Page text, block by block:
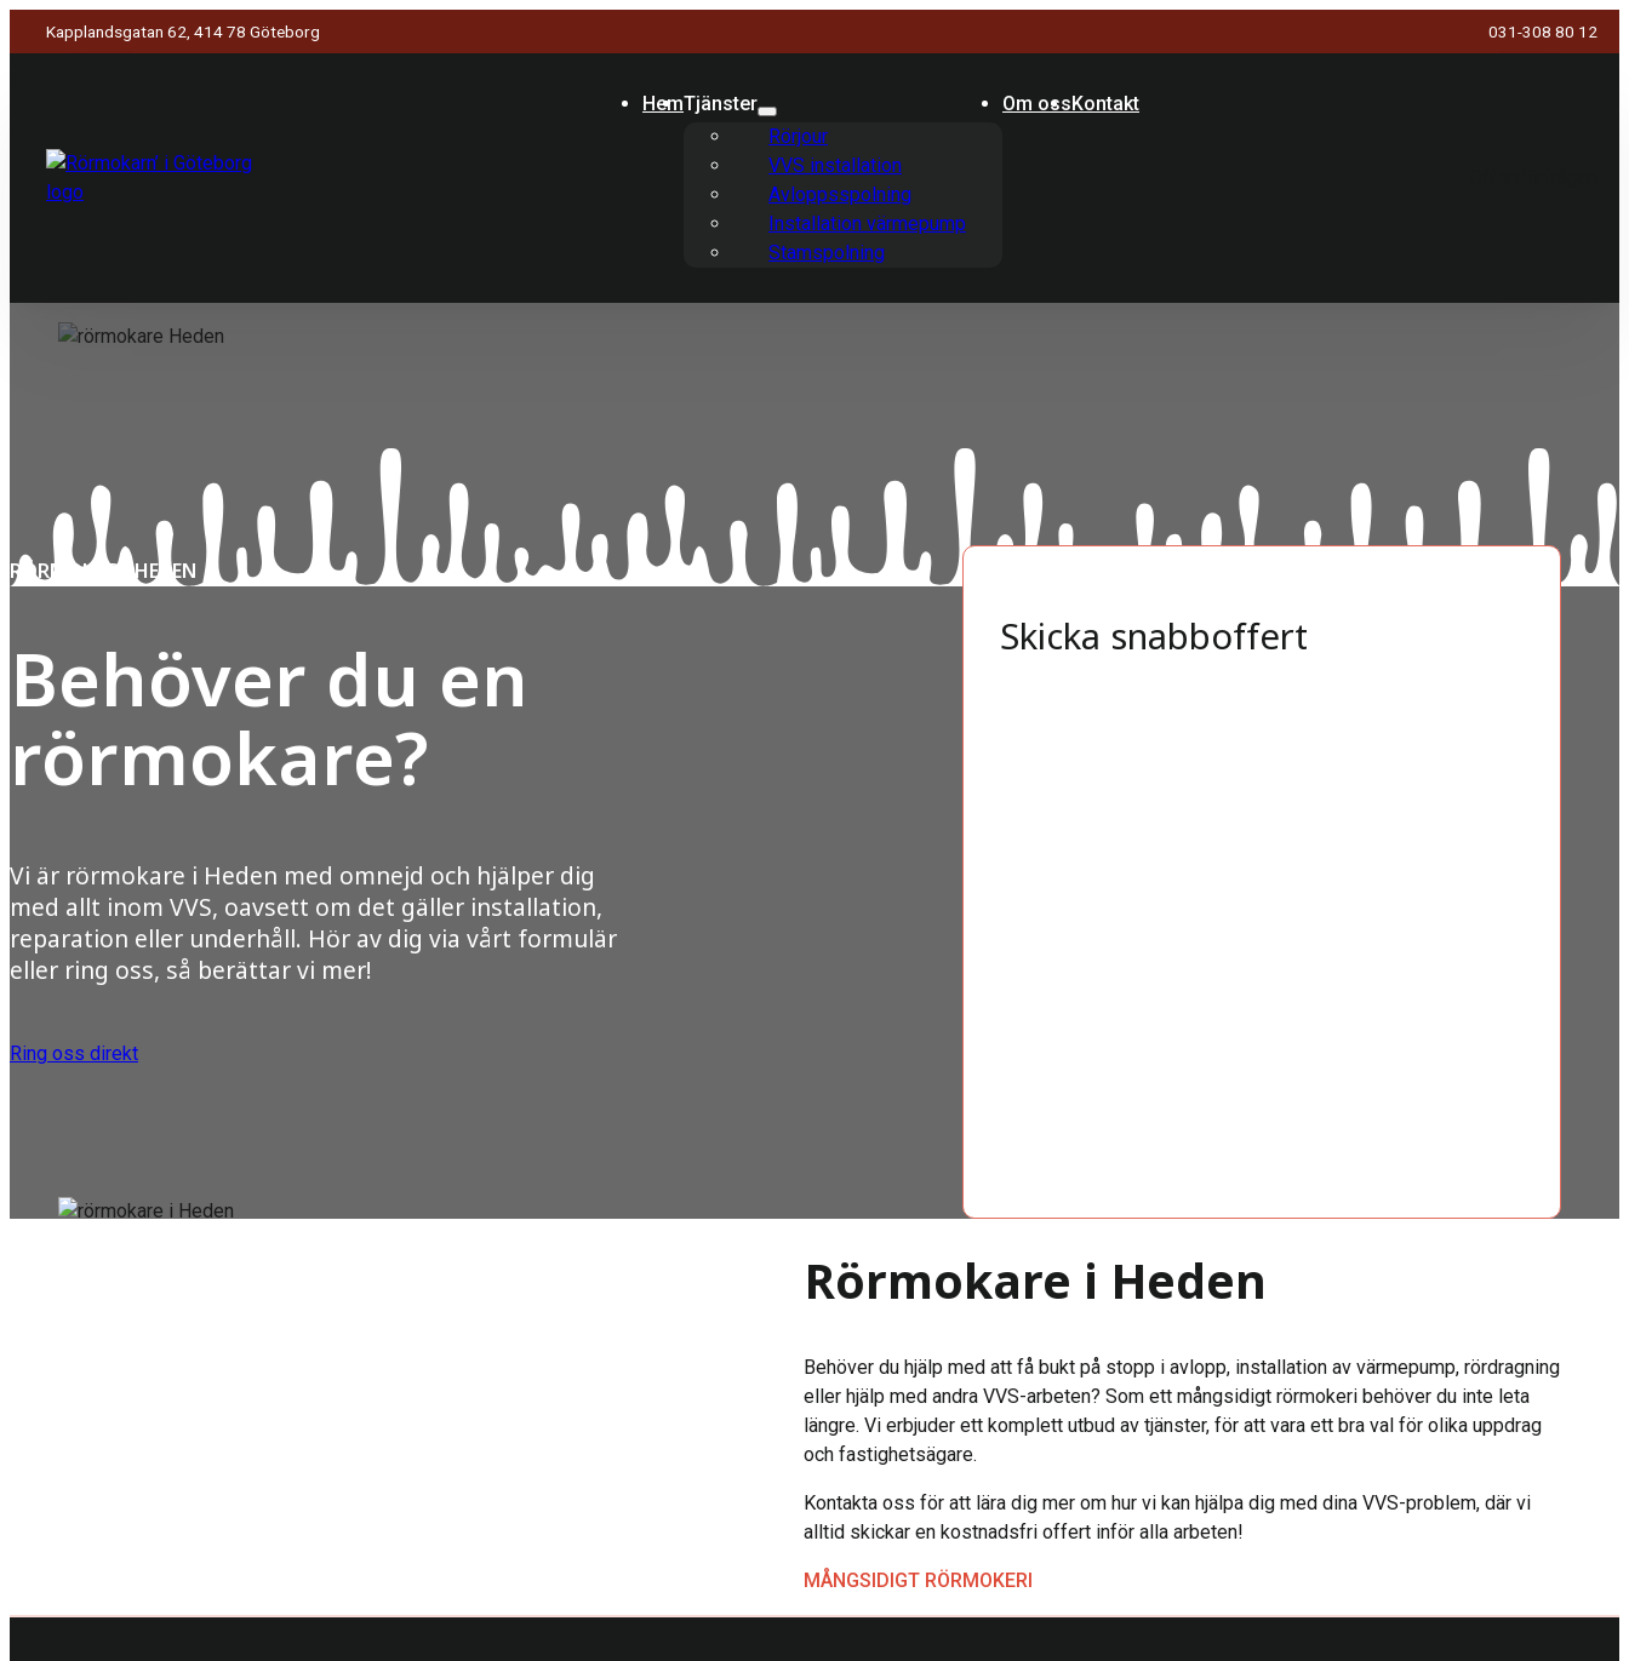
Kapplandsgatan 62, 414 78 Göteborg 031-308 80 12
HemTjänster
Rörjour
VVS installation
Avloppsspolning
Installation värmepump
Stamspolning
Om ossKontakt
RÖRMOKARE HEDEN
Behöver du en
rörmokare?
Vi är rörmokare i Heden med omnejd och hjälper dig
med allt inom VVS, oavsett om det gäller installation,
reparation eller underhåll. Hör av dig via vårt formulär
eller ring oss, så berättar vi mer!
Ring oss direkt
Skicka snabboffert
Rörmokare i Heden
Behöver du hjälp med att få bukt på stopp i avlopp, installation av värmepump, rördragning
eller hjälp med andra VVS-arbeten? Som ett mångsidigt rörmokeri behöver du inte leta
längre. Vi erbjuder ett komplett utbud av tjänster, för att vara ett bra val för olika uppdrag
och fastighetsägare.
Kontakta oss för att lära dig mer om hur vi kan hjälpa dig med dina VVS-problem, där vi
alltid skickar en kostnadsfri offert inför alla arbeten!
MÅNGSIDIGT RÖRMOKERI